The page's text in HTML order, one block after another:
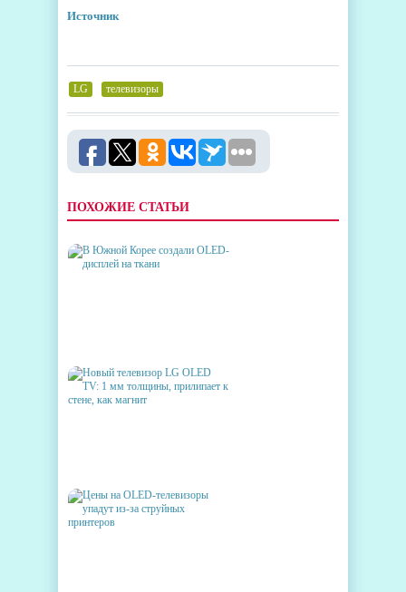
Источник
LG телевизоры
ПОХОЖИЕ СТАТЬИ